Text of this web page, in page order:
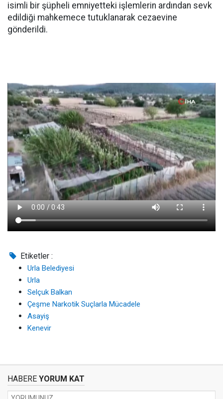
isimli bir şüpheli emniyetteki işlemlerin ardından sevk
edildiği mahkemece tutuklanarak cezaevine
gönderildi.
Etiketler :
Urla Belediyesi
Urla
Selçuk Balkan
Çeşme Narkotik Suçlarla Mücadele
Asayiş
Kenevir
HABERE YORUM KAT